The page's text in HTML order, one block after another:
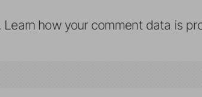
Learn how your comment data is